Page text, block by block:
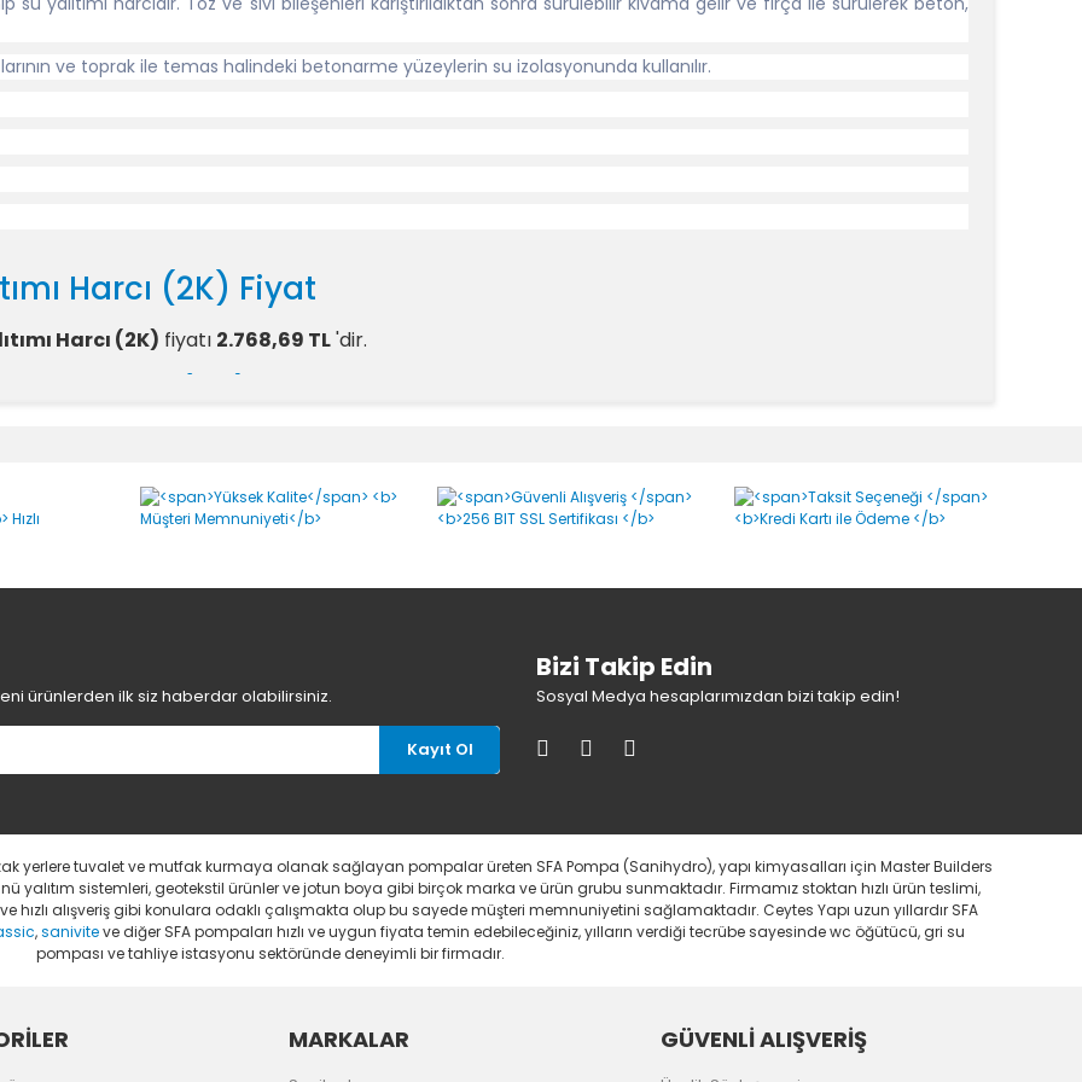
ve toprak ile temas halindeki betonarme yüzeylerin su izolasyonunda kullanılır.
Harcı (2K) Fiyat
Harcı (2K) fiyatı 2.768,69 TL'dir.
Bu ürüne ilk yorumu siz yapın!
ürünlerden ilk siz haberdar olabilirsiniz.
Kayıt Ol
Bizi Takip Edin
Sosyal Medya hesaplarımızdan bizi takip edin!
yerlere tuvalet ve mutfak kurmaya olanak sağlayan pompalar üreten SFA Pompa (Sanihydro), yapı kimyasalları için Master Builders
yalıtım sistemleri, geotekstil ürünler ve jotun boya gibi birçok marka ve ürün grubu sunmaktadır. Firmamız stoktan hızlı ürün teslimi,
alışveriş gibi konulara odaklı çalışmakta olup bu sayede müşteri memnuniyetini sağlamaktadır. Ceytes Yapı uzun yıllardır SFA
,saniviteve diğer SFA pompaları hızlı ve uygun fiyata temin edebileceğiniz, yılların verdiği tecrübe sayesinde wc öğütücü, gri su
pompası ve tahliye istasyonu sektöründe deneyimli bir firmadır.
MARKALAR GÜVENLİ ALIŞVERİŞ